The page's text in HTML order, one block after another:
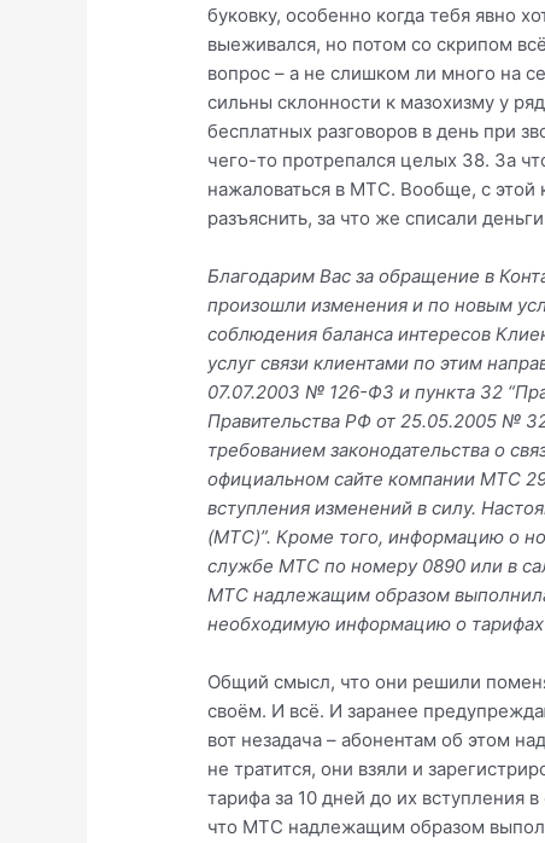
буковку, особенно когда тебя явно
выеживался, но потом со скрипом
вопрос – а не слишком ли много на
сильны склонности к мазохизму у
бесплатных разговоров в день при
чего-то протрепался целых 38. За
нажаловаться в МТС. Вообще, с этой
разъяснить, за что же списали
Благодарим Вас за обращение в
произошли изменения и по новым
соблюдения баланса интересов
услуг связи клиентами по этим
07.07.2003 № 126-ФЗ и пункта 32
Правительства РФ от 25.05.2005 №
требованием законодательства о
официальном сайте компании МТС
вступления изменений в силу.
(МТС)”. Кроме того, информацию о
службе МТС по номеру 0890 или в
МТС надлежащим образом выполнила
необходимую информацию о тарифах
Общий смысл, что они решили
своём. И всё. И заранее
вот незадача – абонентам об этом
не тратится, они взяли и
тарифа за 10 дней до их
что МТС надлежащим образом